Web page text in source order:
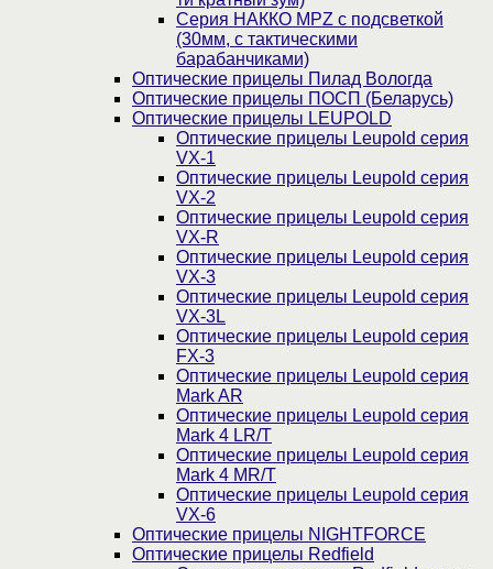
Серия НАККО MPZ с подсветкой
(30мм, c тактическими
барабанчиками)
Оптические прицелы Пилад Вологда
Оптические прицелы ПОСП (Беларусь)
Оптические прицелы LEUPOLD
Оптические прицелы Leupold серия
VX-1
Оптические прицелы Leupold серия
VX-2
Оптические прицелы Leupold серия
VX-R
Оптические прицелы Leupold серия
VX-3
Оптические прицелы Leupold серия
VX-3L
Оптические прицелы Leupold серия
FX-3
Оптические прицелы Leupold серия
Mark AR
Оптические прицелы Leupold серия
Mark 4 LR/T
Оптические прицелы Leupold серия
Mark 4 MR/T
Оптические прицелы Leupold серия
VX-6
Оптические прицелы NIGHTFORCE
Оптические прицелы Redfield